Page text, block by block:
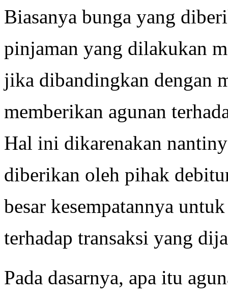
Biasanya bunga yang
pinjaman yang dilakukan
jika dibandingkan dengan
memberikan agunan
Hal ini dikarenakan
diberikan oleh pihak
besar kesempatannya
terhadap transaksi yang
Pada dasarnya, apa itu